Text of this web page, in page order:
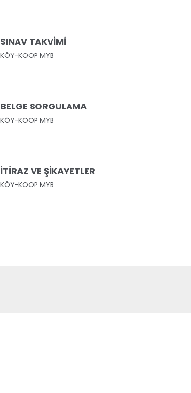
SINAV TAKVİMİ
KÖY-KOOP MYB
BELGE SORGULAMA
KÖY-KOOP MYB
İTİRAZ VE ŞİKAYETLER
KÖY-KOOP MYB